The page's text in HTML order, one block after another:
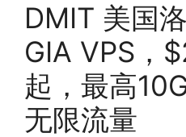
DMIT 美国
GIA VPS，
起，最高
无限流量